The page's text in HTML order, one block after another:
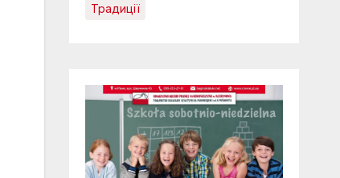
Традиції